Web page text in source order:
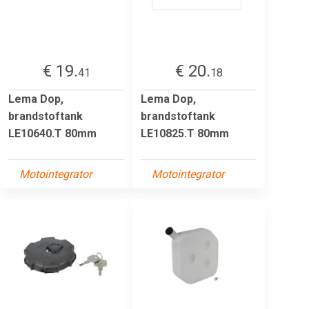
€ 19.41
Lema Dop,
brandstoftank
LE10640.T 80mm
Motointegrator
€ 20.18
Lema Dop,
brandstoftank
LE10825.T 80mm
Motointegrator